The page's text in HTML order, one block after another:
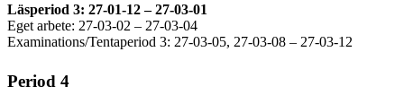
Läsperiod 3: 27-01-12 – 27-03-01
Eget arbete: 27-03-02 – 27-03-04
Examinations/Tentaperiod 3: 27-03-05, 27-03-08 – 27-03-12
Period 4